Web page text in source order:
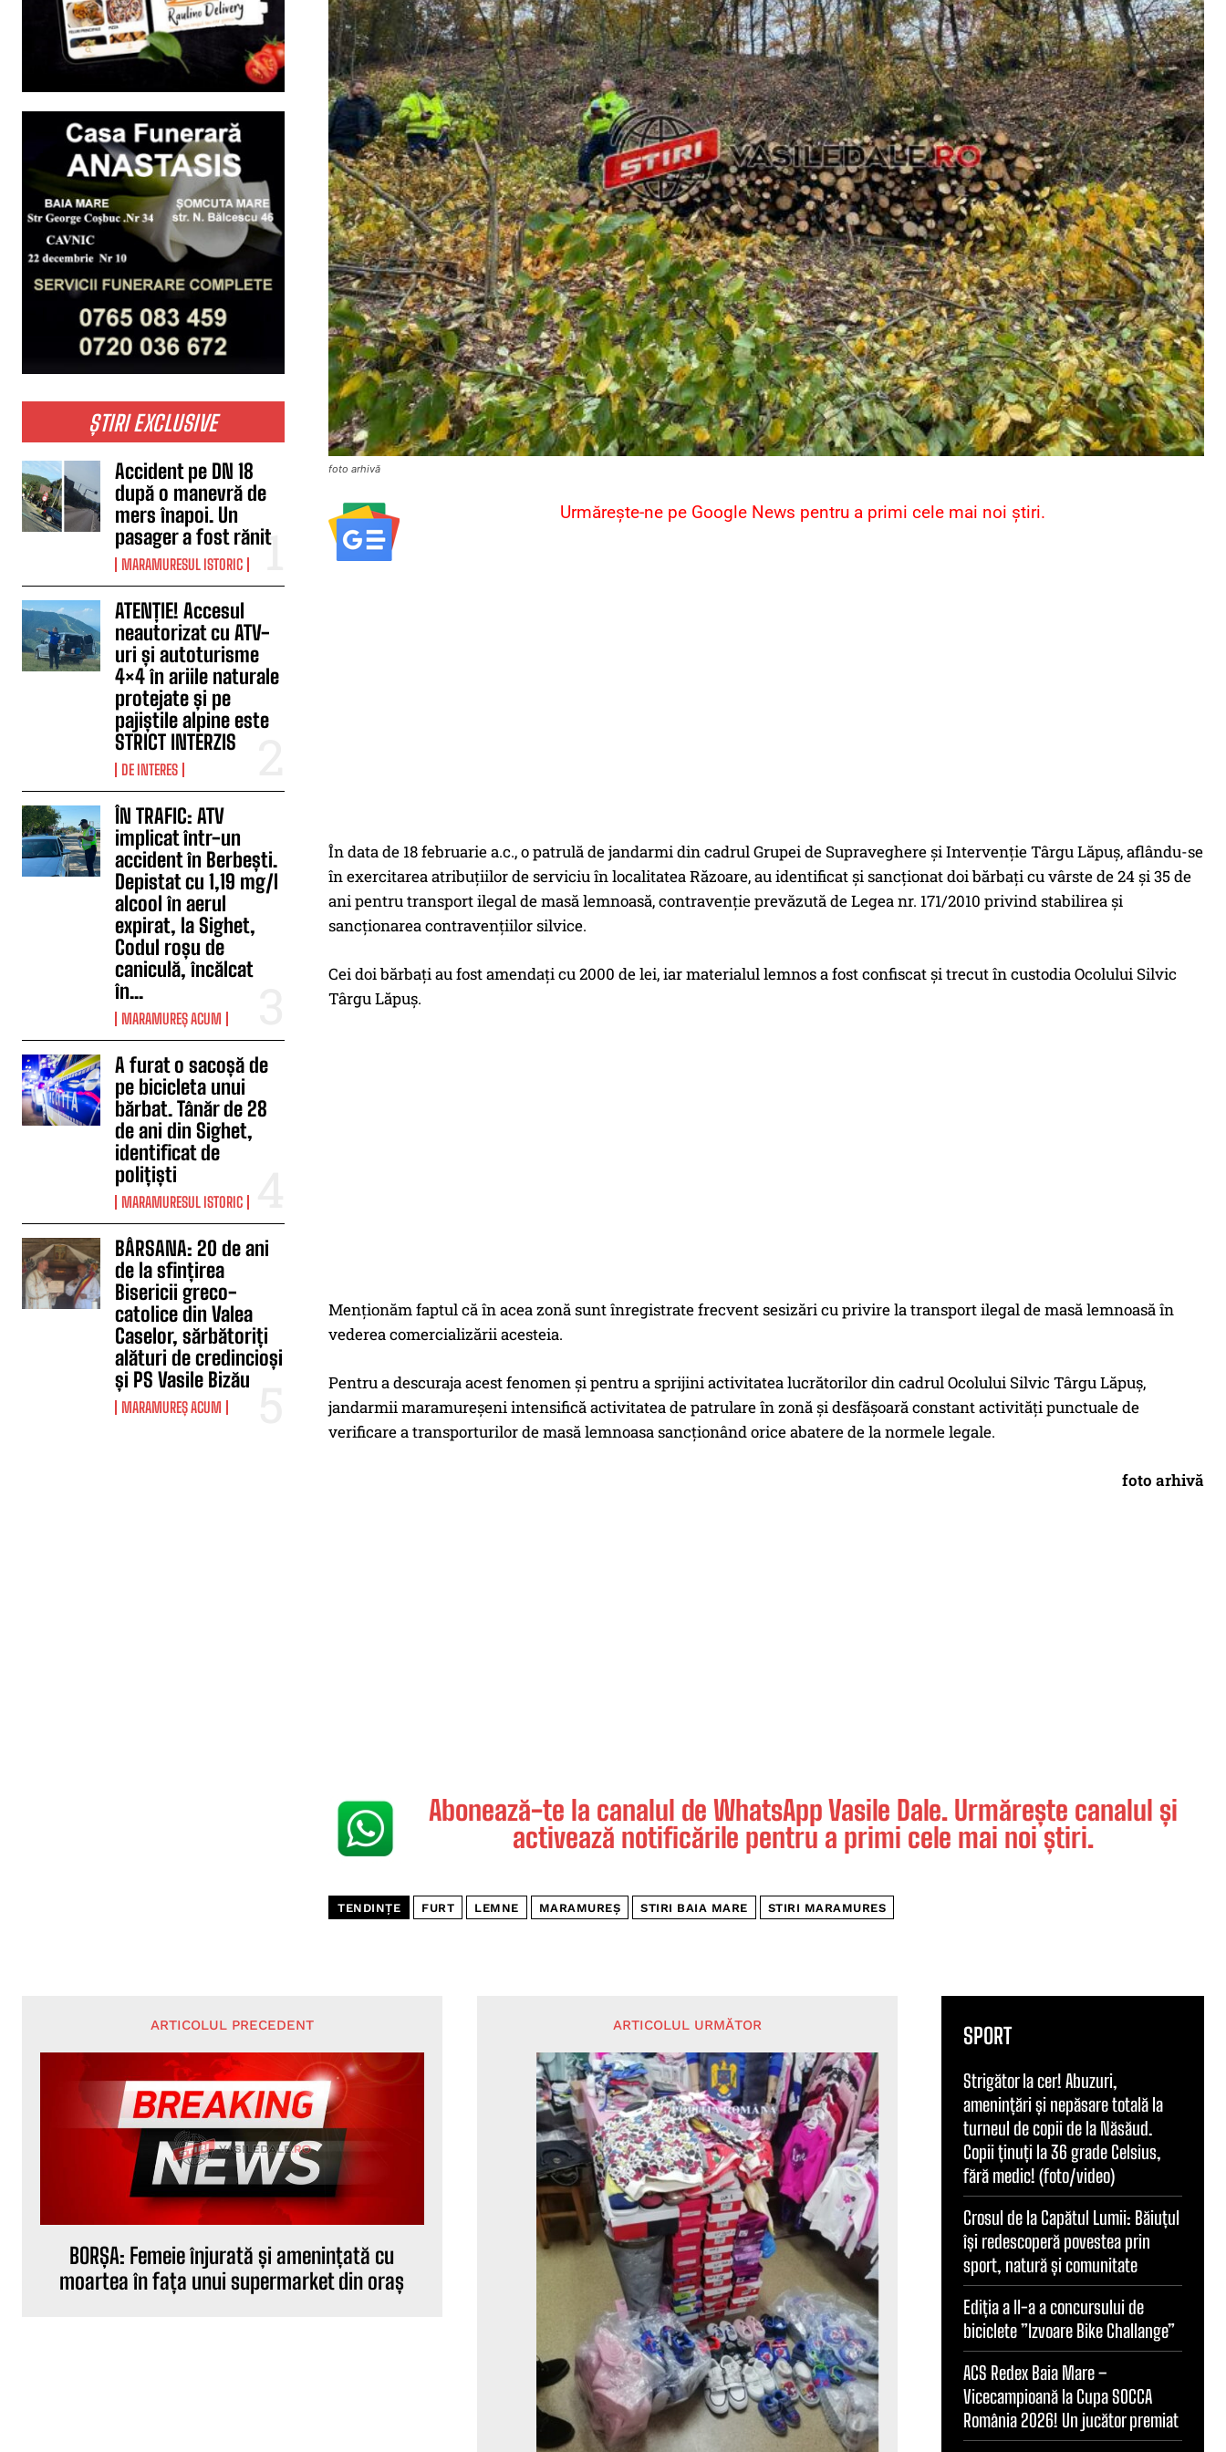
ȘTIRI EXCLUSIVE
Accident pe DN 18
după o manevră de
mers înapoi. Un
pasager a fost rănit
MARAMURESUL ISTORIC
ATENȚIE! Accesul
neautorizat cu ATV-
uri și autoturisme
4×4 în ariile naturale
protejate și pe
pajiștile alpine este
STRICT INTERZIS
DE INTERES
ÎN TRAFIC: ATV
implicat într-un
accident în Berbești.
Depistat cu 1,19 mg/l
alcool în aerul
expirat, la Sighet,
Codul roșu de
caniculă, încălcat
în...
MARAMUREȘ ACUM
A furat o sacoșă de
pe bicicleta unui
bărbat. Tânăr de 28
de ani din Sighet,
identificat de
polițiști
MARAMURESUL ISTORIC
BÂRSANA: 20 de ani
de la sfințirea
Bisericii greco-
catolice din Valea
Caselor, sărbătoriți
alături de credincioși
și PS Vasile Bizău
MARAMUREȘ ACUM
foto arhivă
Urmărește-ne pe Google News pentru a primi cele mai noi știri.
În data de 18 februarie a.c., o patrulă de jandarmi din cadrul Grupei de Supraveghere și Intervenție Târgu Lăpuș, aflându-se
în exercitarea atribuțiilor de serviciu în localitatea Răzoare, au identificat și sancționat doi bărbați cu vârste de 24 și 35 de
ani pentru transport ilegal de masă lemnoasă, contravenție prevăzută de Legea nr. 171/2010 privind stabilirea și
sancționarea contravențiilor silvice.
Cei doi bărbați au fost amendați cu 2000 de lei, iar materialul lemnos a fost confiscat și trecut în custodia Ocolului Silvic
Târgu Lăpuș.
Menționăm faptul că în acea zonă sunt înregistrate frecvent sesizări cu privire la transport ilegal de masă lemnoasă în
vederea comercializării acesteia.
Pentru a descuraja acest fenomen și pentru a sprijini activitatea lucrătorilor din cadrul Ocolului Silvic Târgu Lăpuș,
jandarmii maramureșeni intensifică activitatea de patrulare în zonă și desfășoară constant activități punctuale de
verificare a transporturilor de masă lemnoasa sancționând orice abatere de la normele legale.
foto arhivă
Abonează-te la canalul de WhatsApp Vasile Dale. Urmărește canalul și
activează notificările pentru a primi cele mai noi știri.
TENDINȚE FURT LEMNE MARAMUREȘ STIRI BAIA MARE STIRI MARAMURES
ARTICOLUL PRECEDENT
BORȘA: Femeie înjurată și amenințată cu
moartea în fața unui supermarket din oraș
ARTICOLUL URMĂTOR SPORT
Strigător la cer! Abuzuri,
amenințări și nepăsare totală la
turneul de copii de la Năsăud.
Copii ținuți la 36 grade Celsius,
fără medic! (foto/video)
Crosul de la Capătul Lumii: Băiuțul
își redescoperă povestea prin
sport, natură și comunitate
Ediția a II-a a concursului de
biciclete ”Izvoare Bike Challange”
ACS Redex Baia Mare –
Vicecampioană la Cupa SOCCA
România 2026! Un jucător premiat